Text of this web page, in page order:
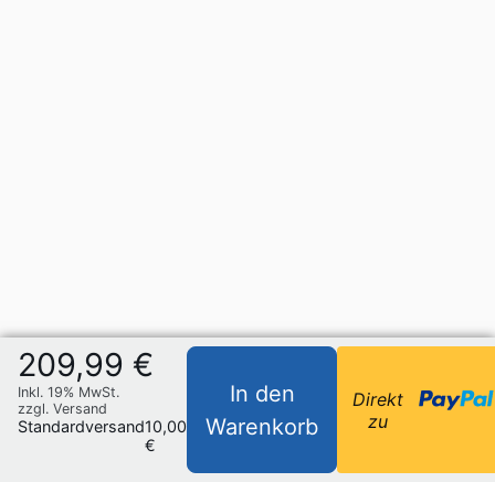
209,99 €
Inkl. 19% MwSt.
zzgl. Versand
Standardversand10,00
€
In den
Warenkorb
Direkt
zu